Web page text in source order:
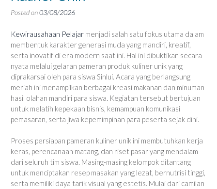
Posted on03/08/2026
Kewirausahaan Pelajar menjadi salah satu fokus utama dalam
membentuk karakter generasi muda yang mandiri, kreatif,
serta inovatif di era modern saat ini. Hal ini dibuktikan secara
nyata melalui gelaran pameran produk kuliner unik yang
diprakarsai oleh para siswa Sinlui. Acara yang berlangsung
meriah ini menampilkan berbagai kreasi makanan dan minuman
hasil olahan mandiri para siswa. Kegiatan tersebut bertujuan
untuk melatih kepekaan bisnis, kemampuan komunikasi
pemasaran, serta jiwa kepemimpinan para peserta sejak dini.
Proses persiapan pameran kuliner unik ini membutuhkan kerja
keras, perencanaan matang, dan riset pasar yang mendalam
dari seluruh tim siswa. Masing-masing kelompok ditantang
untuk menciptakan resep masakan yang lezat, bernutrisi tinggi,
serta memiliki daya tarik visual yang estetis. Mulai dari camilan